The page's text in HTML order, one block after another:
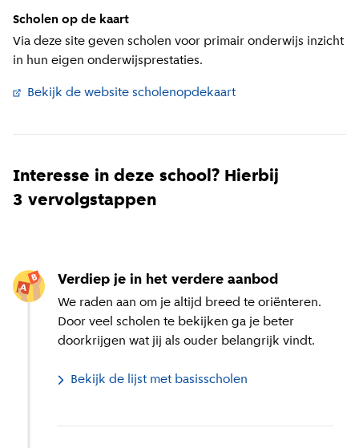
Scholen op de kaart
Via deze site geven scholen voor primair onderwijs inzicht
in hun eigen onderwijsprestaties.
Bekijk de website scholenopdekaart
Interesse in deze school? Hierbij
3 vervolgstappen
Verdiep je in het verdere aanbod
We raden aan om je altijd breed te oriënteren.
Door veel scholen te bekijken ga je beter
doorkrijgen wat jij als ouder belangrijk vindt.
Bekijk de lijst met basisscholen